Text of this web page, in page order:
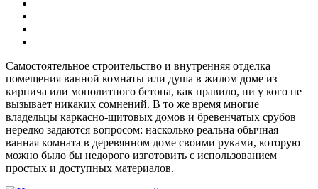
Самостоятельное строительство и внутренняя отделка
помещения ванной комнаты или душа в жилом доме из
кирпича или монолитного бетона, как правило, ни у кого не
вызывает никаких сомнений. В то же время многие
владельцы каркасно-щитовых домов и бревенчатых срубов
нередко задаются вопросом: насколько реальна обычная
ванная комната в деревянном доме своими руками, которую
можно было бы недорого изготовить с использованием
простых и доступных материалов.